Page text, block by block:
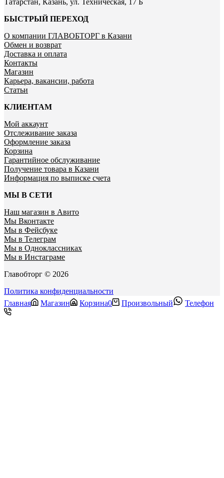
БЫСТРЫЙ ПЕРЕХОД
О компании ГЛАВОБТОРГ в Казани
Обмен и возврат
Доставка и оплата
Контакты
Магазин
Карьера, вакансии, работа
Статьи
КЛИЕНТАМ
Мой аккаунт
Отслеживание заказа
Оформление заказа
Корзина
Гарантийное обслуживание
Получение товара в Казани
Информация по выписке счета
МЫ В СЕТИ
Наш магазин в Авито
Мы Вконтакте
Мы в Фейсбуке
Мы в Телеграм
Мы в Одноклассниках
Мы в Инстаграме
Главобторг © 2026
Политика конфиденциальности
Главная
Магазин Корзина0 Произвольный Телефон